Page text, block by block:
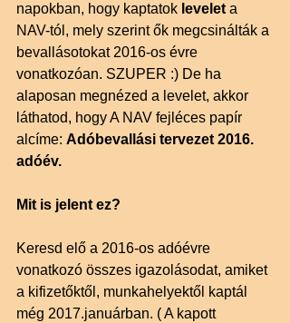
napokban, hogy kaptatok levelet a
NAV-tól, mely szerint ők megcsinálták a
bevallásotokat 2016-os évre
vonatkozóan. SZUPER :) De ha
alaposan megnézed a levelet, akkor
láthatod, hogy A NAV fejléces papír
alcíme: Adóbevallási tervezet 2016.
adóév.
Mit is jelent ez?
Keresd elő a 2016-os adóévre
vonatkozó összes igazolásodat, amiket
a kifizetőktől, munkahelyektől kaptál
még 2017.januárban. ( A kapott